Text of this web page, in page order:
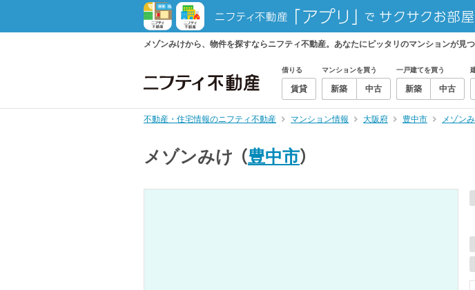
メゾンみけから、物件を探すならニフティ不動産。あなたにピッタリのマンションが見つ
借りる
賃貸
マンションを買う
新築 中古
一戸建てを買う
新築 中古
不動産・住宅情報のニフティ不動産 マンション情報 大阪府 豊中市 メゾン
メゾンみけ （豊中市）